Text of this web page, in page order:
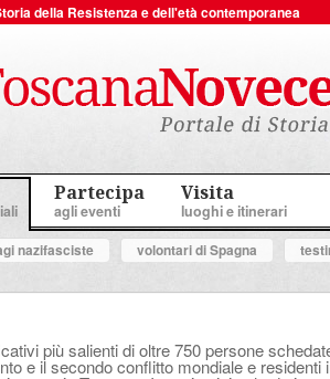
della Resistenza e dell'età contemporanea
Partecipa
agli eventi
Visita
luoghi e itinerari
nazifasciste volontari di Spagna
più salienti di oltre 750 persone
e il secondo conflitto mondiale e